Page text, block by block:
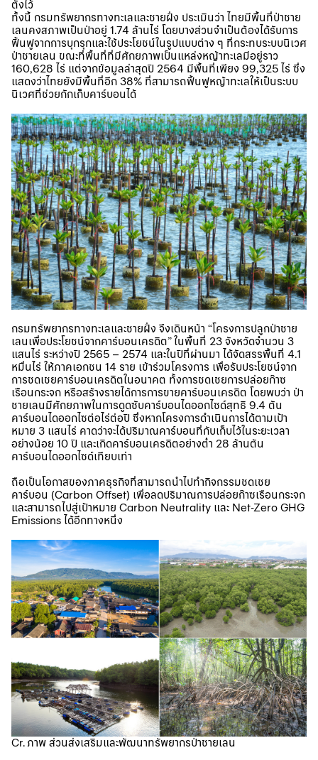
ตั้งไว้
ทั้งนี้ กรมทรัพยากรทางทะเลและชายฝั่ง ประเมินว่า ไทยมีพื้นที่ป่าชาย
เลนคงสภาพเป็นป่าอยู่ 1.74 ล้านไร่ โดยบางส่วนจำเป็นต้องได้รับการ
ฟื้นฟูจากการบุกรุกและใช้ประโยชน์ในรูปแบบต่าง ๆ ที่กระทบระบบนิเวศ
ป่าชายเลน ขณะที่พื้นที่ที่มีศักยภาพเป็นแหล่งหญ้าทะเลมีอยู่ราว
160,628 ไร่ แต่จากข้อมูลล่าสุดปี 2564 มีพื้นที่เพียง 99,325 ไร่ ซึ่ง
แสดงว่าไทยยังมีพื้นที่อีก 38% ที่สามารถฟื้นฟูหญ้าทะเลให้เป็นระบบ
นิเวศที่ช่วยกักเก็บคาร์บอนได้
กรมทรัพยากรทางทะเลและชายฝั่ง จึงเดินหน้า “โครงการปลูกป่าชาย
เลนเพื่อประโยชน์จากคาร์บอนเครดิต” ในพื้นที่ 23 จังหวัดจำนวน 3
แสนไร่ ระหว่างปี 2565 – 2574 และในปีที่ผ่านมา ได้จัดสรรพื้นที่ 4.1
หมื่นไร่ ให้ภาคเอกชน 14 ราย เข้าร่วมโครงการ เพื่อรับประโยชน์จาก
การชดเชยคาร์บอนเครดิตในอนาคต ทั้งการชดเชยการปล่อยก๊าซ
เรือนกระจก หรือสร้างรายได้การการขายคาร์บอนเครดิต โดยพบว่า ป่า
ชายเลนมีศักยภาพในการดูดซับคาร์บอนไดออกไซด์สุทธิ 9.4 ตัน
คาร์บอนไดออกไซต่อไร่ต่อปี ซึ่งหากโครงการดำเนินการได้ตามเป้า
หมาย 3 แสนไร่ คาดว่าจะได้ปริมาณคาร์บอนที่กับเก็บไว้ในระยะเวลา
อย่างน้อย 10 ปี และเกิดคาร์บอนเครดิตอย่างต่ำ 28 ล้านตัน
คาร์บอนไดออกไซด์เทียบเท่า
ถือเป็นโอกาสของภาคธุรกิจที่สามารถนำไปทำกิจกรรมชดเชย
คาร์บอน (Carbon Offset) เพื่อลดปริมาณการปล่อยก๊าซเรือนกระจก
และสามารถไปสู่เป้าหมาย Carbon Neutrality และ Net-Zero GHG
Emissions ได้อีกทางหนึ่ง
Cr. ภาพ ส่วนส่งเสริมและพัฒนาทรัพยากรป่าชายเลน